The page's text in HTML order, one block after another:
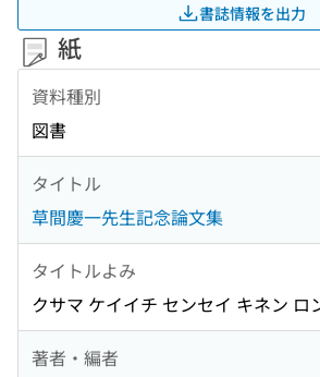
書誌情報を出力
紙
資料種別
図書
タイトル
草間慶一先生記念論文集
タイトルよみ
クサマ ケイイチ センセイ キネン ロ
著者・編者